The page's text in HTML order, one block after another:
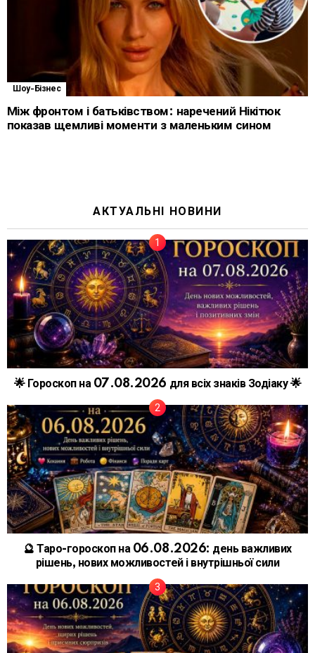
Шоу-Бізнес
Між фронтом і батьківством: наречений Нікітюк
показав щемливі моменти з маленьким сином
АКТУАЛЬНІ НОВИНИ
🌟 Гороскоп на 07.08.2026 для всіх знаків Зодіаку 🌟
🔮 Таро-гороскоп на 06.08.2026: день важливих
рішень, нових можливостей і внутрішньої сили